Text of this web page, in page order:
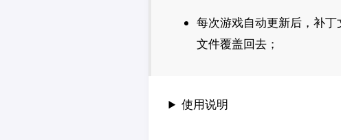
每次游戏自动更新后，补
文件覆盖回去；
使用说明